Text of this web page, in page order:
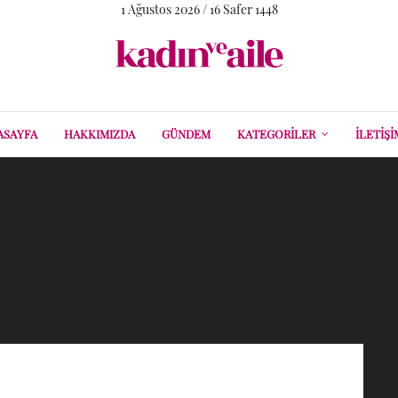
1 Ağustos 2026 / 16 Safer 1448
HAKKIMIZDA GÜNDEM KATEGORILER